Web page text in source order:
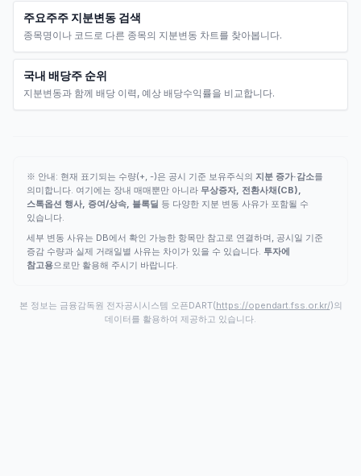
주요주주 지분변동 검색
종목명이나 코드로 다른 종목의 지분변동 차트를 찾아봅니다.
국내 배당주 순위
지분변동과 함께 배당 이력, 예상 배당수익률을 비교합니다.
※ 안내: 현재 표기되는 수량(+, -)은 공시 기준 보유주식의 지분 증가·감소를
의미합니다. 여기에는 장내 매매뿐만 아니라 무상증자, 전환사채(CB),
스톡옵션 행사, 증여/상속, 블록딜 등 다양한 지분 변동 사유가 포함될 수
있습니다.
세부 변동 사유는 DB에서 확인 가능한 항목만 참고로 연결하며, 공시일 기준
증감 수량과 실제 거래일별 사유는 차이가 있을 수 있습니다. 투자에
참고용으로만 활용해 주시기 바랍니다.
본 정보는 금융감독원 전자공시시스템 오픈DART(https://opendart.fss.or.kr/)의
데이터를 활용하여 제공하고 있습니다.